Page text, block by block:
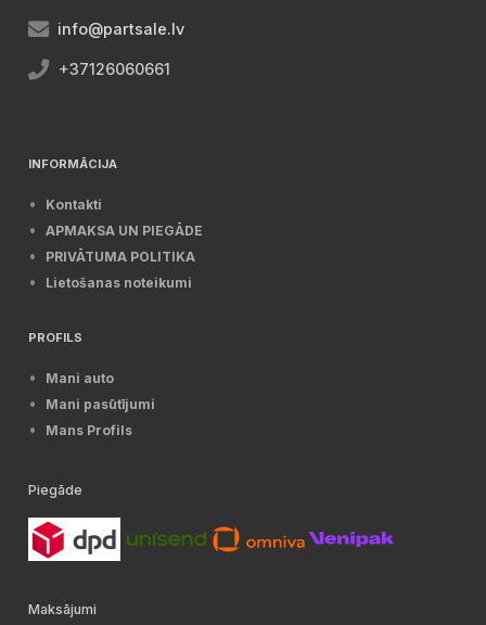
info@partsale.lv
+37126060661
INFORMĀCIJA
Kontakti
APMAKSA UN PIEGĀDE
PRIVĀTUMA POLITIKA
Lietošanas noteikumi
PROFILS
Mani auto
Mani pasūtījumi
Mans Profils
Piegāde
Maksājumi